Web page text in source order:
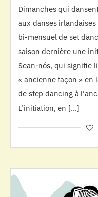
Dimanches qui
aux danses
bi-mensuel de set
saison dernière une
Sean-nós, qui signifie
« ancienne façon » en
de step dancing à
L’initiation, en […]